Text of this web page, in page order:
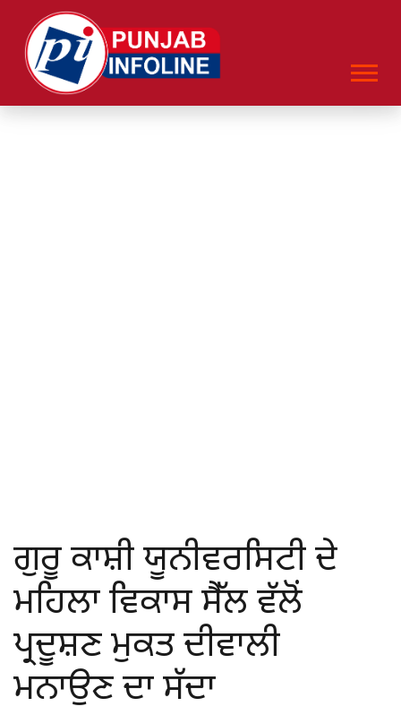
ਗੁਰੂ ਕਾਸ਼ੀ ਯੂਨੀਵਰਸਿਟੀ ਦੇ
ਮਹਿਲਾ ਵਿਕਾਸ ਸੈੱਲ ਵੱਲੋਂ
ਪ੍ਰਦੂਸ਼ਣ ਮੁਕਤ ਦੀਵਾਲੀ
ਮਨਾਉਣ ਦਾ ਸੱਦਾ